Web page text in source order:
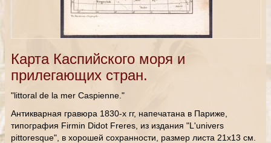
Карта Каспийского моря и
прилегающих стран.
"littoral de la mer Caspienne."
Антикварная гравюра 1830-х гг, напечатана в Париже,
типография Firmin Didot Freres, из издания "L'univers
pittoresque", в хорошей сохранности, размер листа 21х13 см.